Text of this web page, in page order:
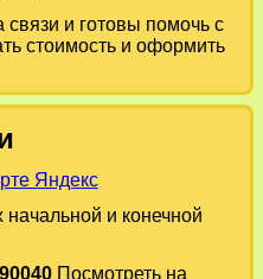
и готовы помочь с
стоимость и оформить
Яндекс
и конечной
Посмотреть на